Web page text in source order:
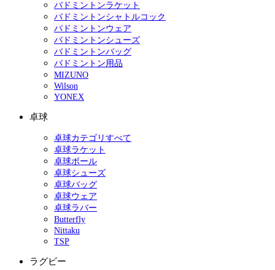
バドミントンラケット
バドミントンシャトルコック
バドミントンウェア
バドミントンシューズ
バドミントンバッグ
バドミントン用品
MIZUNO
Wilson
YONEX
卓球
卓球カテゴリすべて
卓球ラケット
卓球ボール
卓球シューズ
卓球バッグ
卓球ウェア
卓球ラバー
Butterfly
Nittaku
TSP
ラグビー